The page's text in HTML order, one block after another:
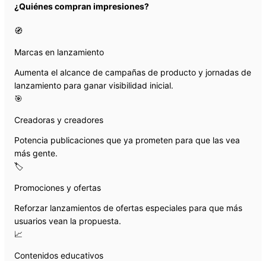
¿Quiénes compran impresiones?
🧭
Marcas en lanzamiento
Aumenta el alcance de campañas de producto y jornadas de
lanzamiento para ganar visibilidad inicial.
🎯
Creadoras y creadores
Potencia publicaciones que ya prometen para que las vea
más gente.
🏷️
Promociones y ofertas
Reforzar lanzamientos de ofertas especiales para que más
usuarios vean la propuesta.
📈
Contenidos educativos